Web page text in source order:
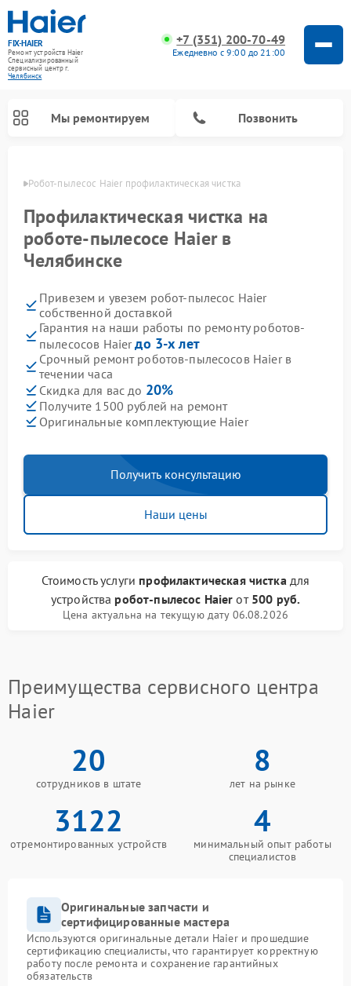
FIX-HAIER
Ремонт устройств Haier
Специализированный
cервисный центр г.
Челябинск
+7 (351) 200-70-49
Ежедневно с 9:00 до 21:00
Мы ремонтируем Позвонить
Робот-пылесос Haier профилактическая чистка
Профилактическая чистка на
роботе-пылесосе Haier в
Челябинске
Привезем и увезем робот-пылесос Haier
собственной доставкой
Гарантия на наши работы по ремонту роботов-
пылесосов Haierдо 3-х лет
Срочный ремонт роботов-пылесосов Haier в
течении часа
Скидка для вас до 20%
Получите 1500 рублей на ремонт
Оригинальные комплектующие Haier
Получить консультацию
Наши цены
Стоимость услуги профилактическая чисткадля
устройства робот-пылесос Haier от 500 руб.
Цена актуальна на текущую дату 06.08.2026
Преимущества сервисного центра
Haier
20
сотрудников в штате
8
лет на рынке
3122
отремонтированных устройств
4
минимальный опыт работы
специалистов
Оригинальные запчасти и
сертифицированные мастера
Используются оригинальные детали Haier и прошедшие
сертификацию специалисты, что гарантирует корректную
работу после ремонта и сохранение гарантийных
обязательств